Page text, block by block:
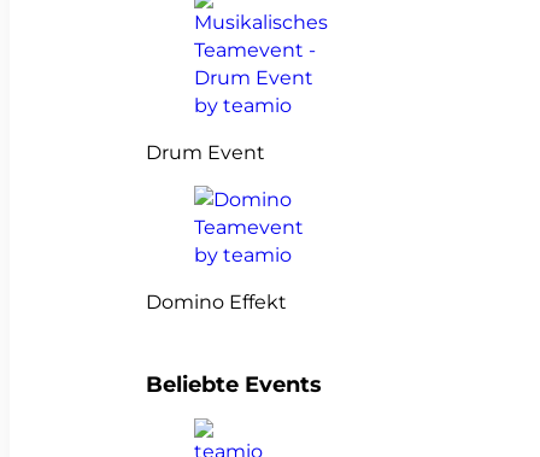
Drum Event
Domino Effekt
Beliebte Events